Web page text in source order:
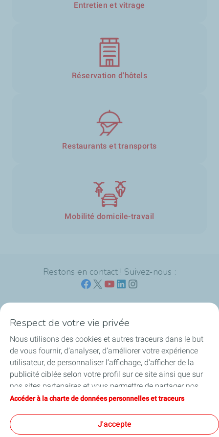
Entretien et vitrage
Réservation d'hôtels
Restaurants et transports
Mobilité domicile-travail
Restons en contact ! Suivez-nous :
L'offre Mobility Business de TotalEnergies
Vous souhaitez devenir client ?
Déjà client ?
La compagnie TotalEnergies
Respect de votre vie privée
Nous utilisons des cookies et autres traceurs dans le but
de vous fournir, d’analyser, d’améliorer votre expérience
utilisateur, de personnaliser l’affichage, d'afficher de la
publicité ciblée selon votre profil sur ce site ainsi que sur
nos sites partenaires et vous permettre de partager nos
contenus sur les réseaux sociaux. Conformément à la
d'audience sont déposés par défaut. Vous pouvez à tout
moment modifier vos paramètres de cookies en cliquant
Accéder à la charte de données personnelles et traceurs
J'accepte